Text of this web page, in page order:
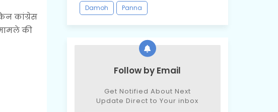
कांग्रेस
की
Damoh
Panna
Follow by Email
Get Notified About Next
Update Direct to Your inbox